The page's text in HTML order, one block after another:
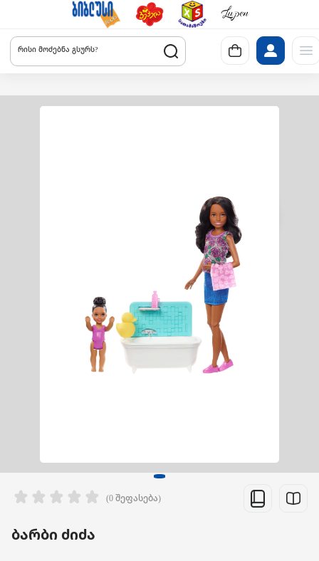
რისი მოძებნა გსურს?
(0 შეფასება)
ბარბი ძიძა